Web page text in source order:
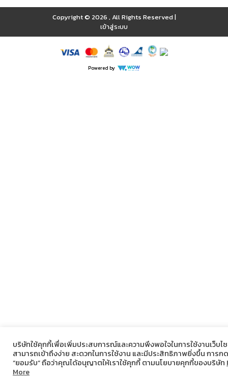
บริษัทใช้คุกกี้เพื่อเพิ่มประสบการณ์และความพึงพอใจในการใช้งานเว็บไ
สามารถเข้าถึงง่าย สะดวกในการใช้งาน และมีประสิทธิภาพยิ่งขึ้น การกด
“ยอมรับ” ถือว่าคุณได้อนุญาตให้เราใช้คุกกี้ ตามนโยบายคุกกี้ของบริษัท
More
Copyright © 2026 , All Rights Reserved|
เข้าสู่ระบบ
Powered by